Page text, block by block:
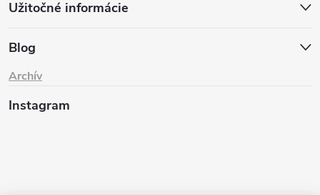
Užitočné informácie
Blog
Archív
Instagram